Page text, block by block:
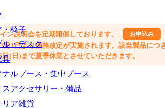
・椅子
ル・デスク
具
ナルブース・集中ブース
スアクセサリー・備品
リア雑貨
できます
ン説明会を定期開催しております。 お申込み
1日より価格改定が実施されます。該当製品につ
(日)まで夏季休業とさせていただきます。